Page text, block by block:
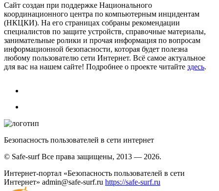
Сайт создан при поддержке Национального
координационного центра по компьютерным инцидентам
(НКЦКИ). На его страницах собраны рекомендации
специалистов по защите устройств, справочные материалы,
занимательные ролики и прочая информация по вопросам
информационной безопасности, которая будет полезна
любому пользователю сети Интернет. Всё самое актуальное
для вас на нашем сайте! Подробнее о проекте читайте здесь.
Безопасность пользователей в сети интернет
© Safe-surf Все права защищены, 2013 — 2026.
Интернет-портал «Безопасность пользователей в сети
Интернет» admin@safe-surf.ru https://safe-surf.ru